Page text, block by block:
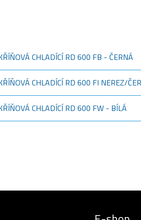
CHLADÍCÍ RD 600 FB - ČERNÁ
CHLADÍCÍ RD 600 FI NEREZ/
CHLADÍCÍ RD 600 FW - BÍLÁ